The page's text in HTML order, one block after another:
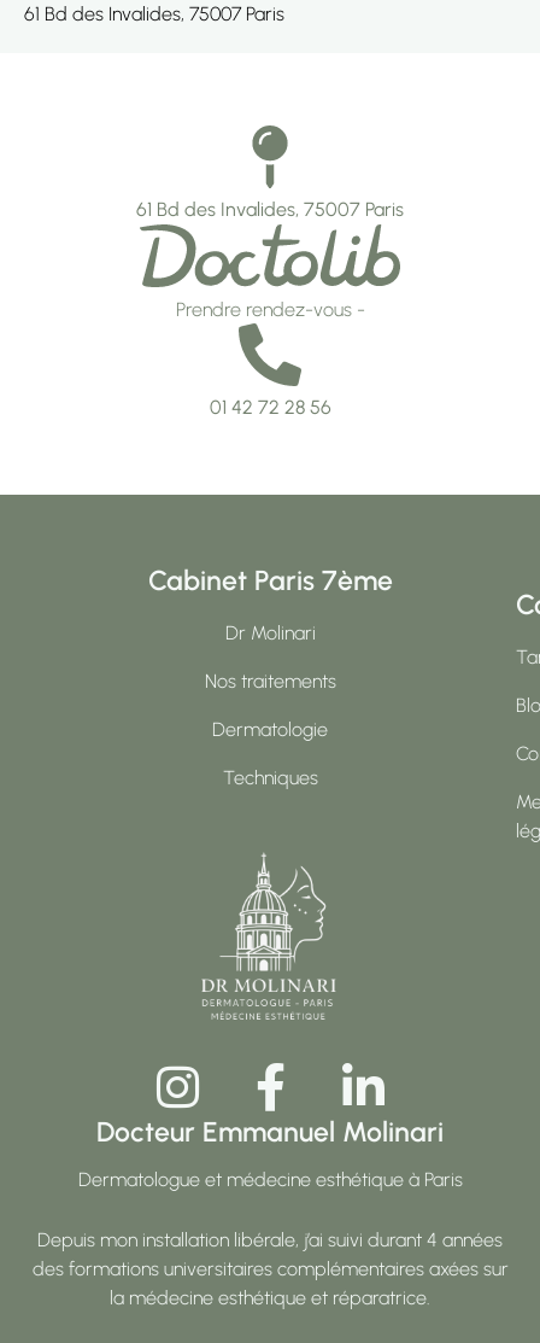
61 Bd des Invalides, 75007 Paris
61 Bd des Invalides, 75007 Paris
Prendre rendez-vous -
01 42 72 28 56
Cabinet Paris 7ème
Dr Molinari
Nos traitements
Dermatologie
Techniques
Docteur Emmanuel Molinari
Dermatologue et médecine esthétique à Paris
Depuis mon installation libérale, j’ai suivi durant 4 années
des formations universitaires complémentaires axées sur
la médecine esthétique et réparatrice.